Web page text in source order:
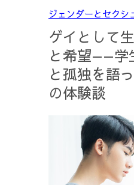
ジェンダーとセクシ
ゲイとして
と希望——学
と孤独を語
の体験談